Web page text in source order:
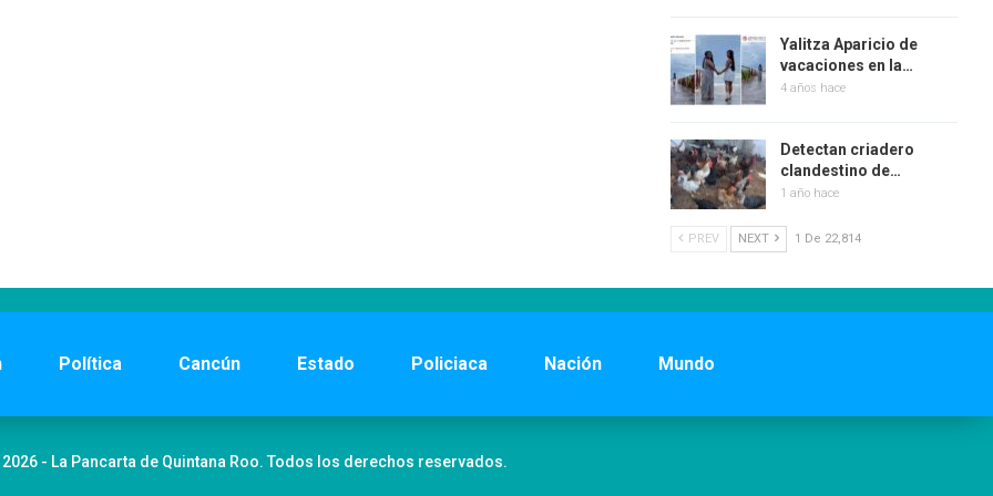
Yalitza Aparicio de
vacaciones en la…
4 años hace
Detectan criadero
clandestino de…
1 año hace
PREV NEXT 1 De 22,814
Política Cancún Estado Policiaca Nación Mundo
- La Pancarta de Quintana Roo. Todos los derechos reservados.